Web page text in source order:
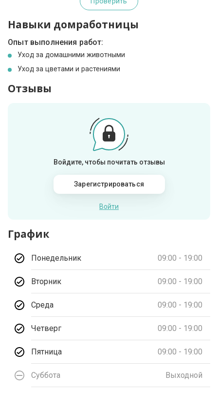
Навыки домработницы
Опыт выполнения работ:
Уход за домашними животными
Уход за цветами и растениями
Отзывы
Войдите, чтобы почитать отзывы
Зарегистрироваться
Войти
График
Понедельник 09:00 - 19:00
Вторник 09:00 - 19:00
Среда 09:00 - 19:00
Четверг 09:00 - 19:00
Пятница 09:00 - 19:00
Суббота Выходной